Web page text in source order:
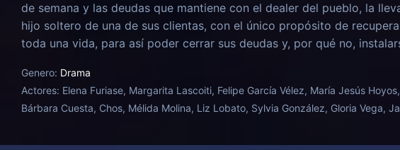
de semana y las deudas que mantiene con el dealer del pueblo, la
hijo soltero de una de sus clientas, con el único propósito de
toda una vida, para así poder cerrar sus deudas y, por qué no,
matrimonio se divorciarán. La vida de la pareja cambiará para siempre.
Genero: Drama
Actores: Elena Furiase, Margarita Lascoiti, Felipe García Vélez, María Jesús
Bárbara Cuesta, Chos, Mélida Molina, Liz Lobato, Sylvia González, Gloria Vega,